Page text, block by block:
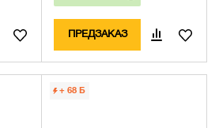
ПРЕДЗАКАЗ
+ 68 Б